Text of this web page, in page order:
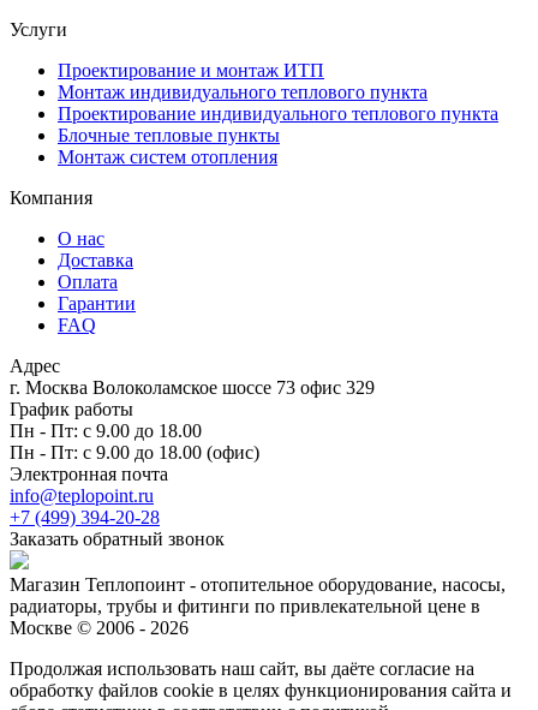
Услуги
Проектирование и монтаж ИТП
Монтаж индивидуального теплового пункта
Проектирование индивидуального теплового пункта
Блочные тепловые пункты
Монтаж систем отопления
Компания
О нас
Доставка
Оплата
Гарантии
FAQ
Адрес
г. Москва Волоколамское шоссе 73 офис 329
График работы
Пн - Пт: с 9.00 до 18.00
Пн - Пт: с 9.00 до 18.00 (офис)
Электронная почта
info@teplopoint.ru
+7 (499) 394-20-28
Заказать обратный звонок
Магазин Теплопоинт - отопительное оборудование, насосы,
радиаторы, трубы и фитинги по привлекательной цене в
Москве © 2006 - 2026
Продолжая использовать наш сайт, вы даёте согласие на
обработку файлов cookie в целях функционирования сайта и